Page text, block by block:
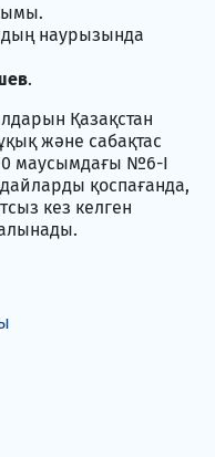
наурызында
.
Қазақстан
және сабақтас
маусымдағы №6-I
қоспағанда,
кез келген